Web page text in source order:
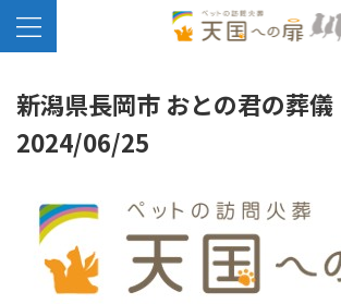
新潟県長岡市 おとの君の葬儀
2024/06/25